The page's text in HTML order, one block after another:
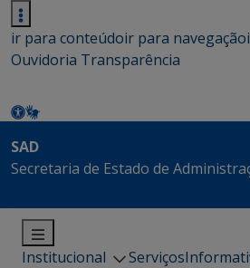
ir para conteúdoir para navegação
Ouvidoria Transparência
SAD
Secretaria de Estado de
Institucional Serviços